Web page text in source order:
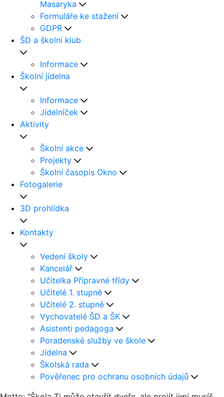
Masaryka
Formuláře ke stažení
GDPR
ŠD a školní klub
Informace
Školní jídelna
Informace
Jídelníček
Aktivity
Školní akce
Projekty
Školní časopis Okno
Fotogalerie
3D prohlídka
Kontakty
Vedení školy
Kancelář
Učitelka Přípravné třídy
Učitelé 1. stupně
Učitelé 2. stupně
Vychovatelé ŠD a ŠK
Asistenti pedagoga
Poradenské služby ve škole
Jídelna
Školská rada
Pověřenec pro ochranu osobních údajů